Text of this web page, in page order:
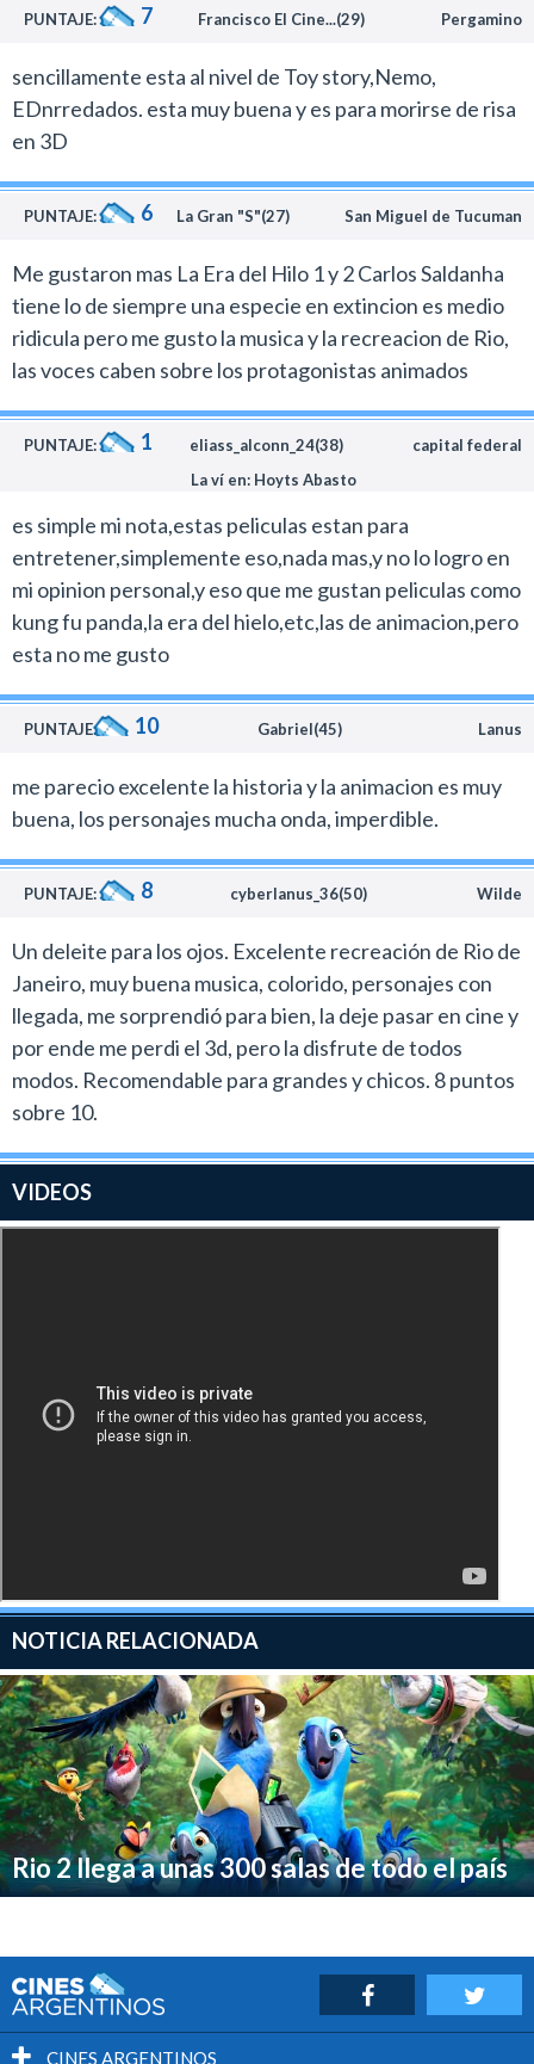
PUNTAJE: 7 Francisco El Cine...(29) Pergamino
sencillamente esta al nivel de Toy story,Nemo,
EDnrredados. esta muy buena y es para morirse de risa
en 3D
PUNTAJE: 6 La Gran "S"(27) San Miguel de Tucuman
Me gustaron mas La Era del Hilo 1 y 2 Carlos Saldanha
tiene lo de siempre una especie en extincion es medio
ridicula pero me gusto la musica y la recreacion de Rio,
las voces caben sobre los protagonistas animados
PUNTAJE: 1 eliass_alconn_24(38)
capital federal
La ví en: Hoyts Abasto
es simple mi nota,estas peliculas estan para
entretener,simplemente eso,nada mas,y no lo logro en
mi opinion personal,y eso que me gustan peliculas como
kung fu panda,la era del hielo,etc,las de animacion,pero
esta no me gusto
PUNTAJE: 10 Gabriel(45) Lanus
me parecio excelente la historia y la animacion es muy
buena, los personajes mucha onda, imperdible.
PUNTAJE: 8 cyberlanus_36(50) Wilde
Un deleite para los ojos. Excelente recreación de Rio de
Janeiro, muy buena musica, colorido, personajes con
llegada, me sorprendió para bien, la deje pasar en cine y
por ende me perdi el 3d, pero la disfrute de todos
modos. Recomendable para grandes y chicos. 8 puntos
sobre 10.
VIDEOS
NOTICIA RELACIONADA
Rio 2 llega a unas 300 salas de todo el país
CINES ARGENTINOS